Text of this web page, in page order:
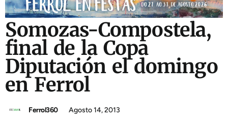
Somozas-Compostela,
final de la Copa
Diputación el domingo
en Ferrol
Ferrol360 Agosto 14, 2013